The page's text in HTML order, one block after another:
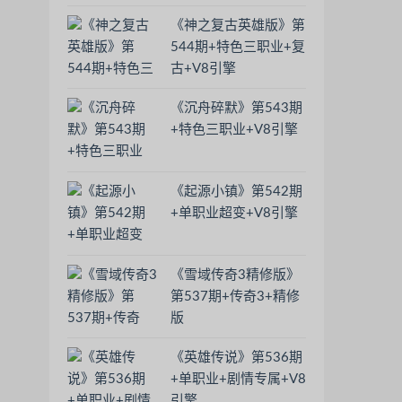
《神之复古英雄版》第
544期+特色三职业+复
古+V8引擎
《沉舟碎默》第543期
+特色三职业+V8引擎
《起源小镇》第542期
+单职业超变+V8引擎
《雪域传奇3精修版》
第537期+传奇3+精修
版
《英雄传说》第536期
+单职业+剧情专属+V8